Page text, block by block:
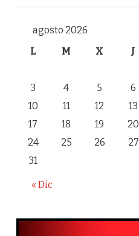
agosto 2026
L
M X J
« Dic
3
4 5 6
10
11 12 13
17
18 19 20
24
25 26 27
31